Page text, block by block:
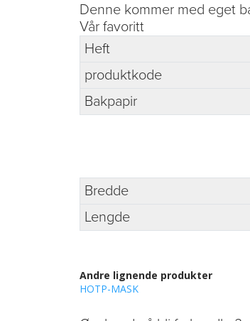
Denne kommer med eget
Vår favoritt
Heft
produktkode
Bakpapir
Bredde
Lengde
Andre lignende produkter
HOTP-MASK